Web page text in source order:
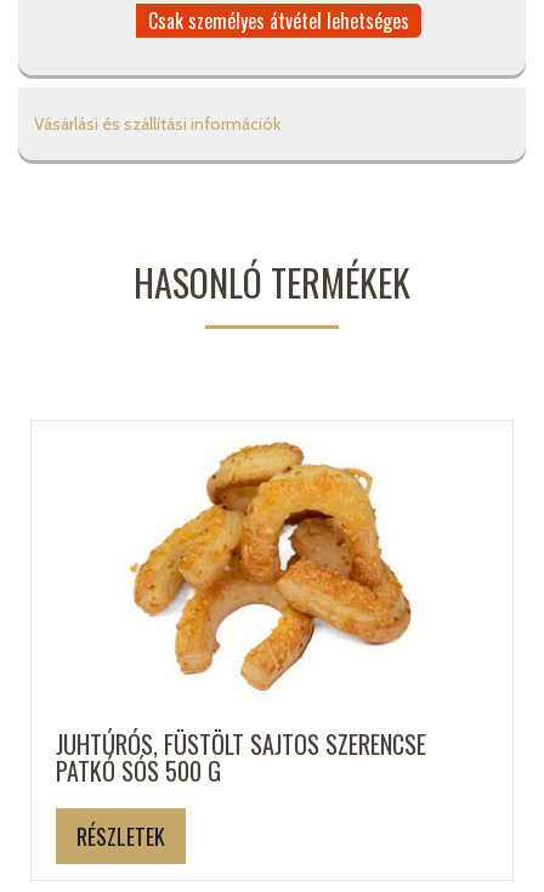
Csak személyes átvétel lehetséges
Vásárlási és szállítási információk
HASONLÓ TERMÉKEK
JUHTÚRÓS, FÜSTÖLT SAJTOS SZERENCSE
PATKÓ SÓS 500 G
RÉSZLETEK